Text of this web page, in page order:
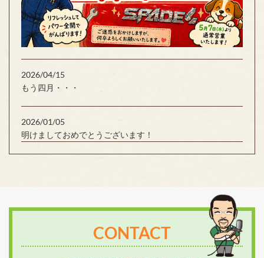
2026/04/15
もう四月・・・
2026/01/05
明けましておめでとうございます！
CONTACT